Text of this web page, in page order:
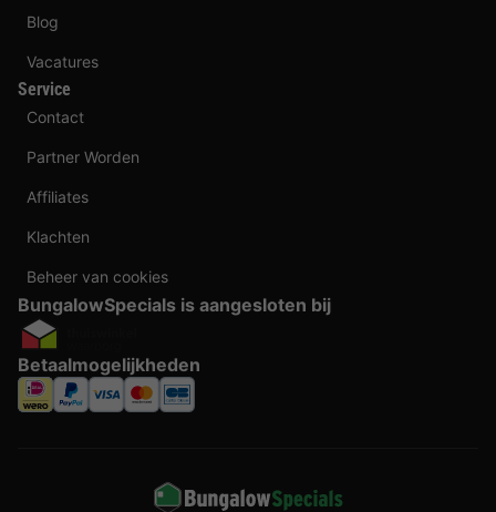
Blog
Vacatures
Service
Contact
Partner Worden
Affiliates
Klachten
Beheer van cookies
BungalowSpecials is aangesloten bij
Betaalmogelijkheden